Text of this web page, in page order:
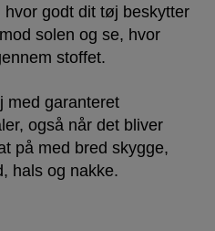
godt dit tøj beskytter
solen og se, hvor
stoffet.
med garanteret
også når det bliver
på med bred skygge,
hals og nakke.